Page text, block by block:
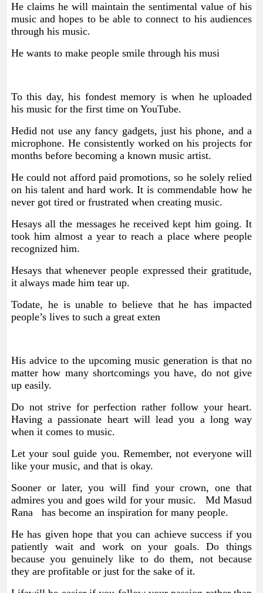
He claims he will maintain the sentimental value of his
music and hopes to be able to connect to his audiences
through his music.
He wants to make people smile through his musi
To this day, his fondest memory is when he uploaded
his music for the first time on YouTube.
Hedid not use any fancy gadgets, just his phone, and a
microphone. He consistently worked on his projects for
months before becoming a known music artist.
He could not afford paid promotions, so he solely relied
on his talent and hard work. It is commendable how he
never got tired or frustrated when creating music.
Hesays all the messages he received kept him going. It
took him almost a year to reach a place where people
recognized him.
Hesays that whenever people expressed their gratitude,
it always made him tear up.
Todate, he is unable to believe that he has impacted
people’s lives to such a great exten
His advice to the upcoming music generation is that no
matter how many shortcomings you have, do not give
up easily.
Do not strive for perfection rather follow your heart.
Having a passionate heart will lead you a long way
when it comes to music.
Let your soul guide you. Remember, not everyone will
like your music, and that is okay.
Sooner or later, you will find your crown, one that
admires you and goes wild for your music. Md Masud
Rana has become an inspiration for many people.
He has given hope that you can achieve success if you
patiently wait and work on your goals. Do things
because you genuinely like to do them, not because
they are profitable or just for the sake of it.